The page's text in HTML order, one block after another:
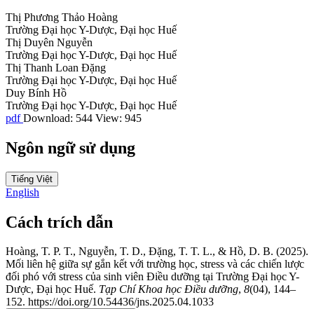
Thị Phương Thảo Hoàng
Trường Đại học Y-Dược, Đại học Huế
Thị Duyên Nguyễn
Trường Đại học Y-Dược, Đại học Huế
Thị Thanh Loan Đặng
Trường Đại học Y-Dược, Đại học Huế
Duy Bính Hồ
Trường Đại học Y-Dược, Đại học Huế
pdfDownload: 544 View: 945
Ngôn ngữ sử dụng
Tiếng Việt
English
Cách trích dẫn
Hoàng, T. P. T., Nguyễn, T. D., Đặng, T. T. L., & Hồ, D. B. (2025).
Mối liên hệ giữa sự gắn kết với trường học, stress và các chiến lược
đối phó với stress của sinh viên Điều dưỡng tại Trường Đại học Y-
Dược, Đại học Huế. Tạp Chí Khoa học Điều dưỡng, 8(04), 144–
152. https://doi.org/10.54436/jns.2025.04.1033